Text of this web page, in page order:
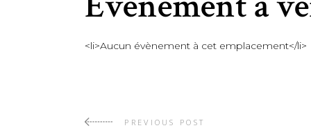
<li>Aucun évènement à cet emplacement</li>
PREVIOUS POST